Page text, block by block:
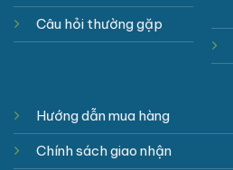
Câu hỏi thường gặp
Hướng dẫn mua hàng
Chính sách giao nhận